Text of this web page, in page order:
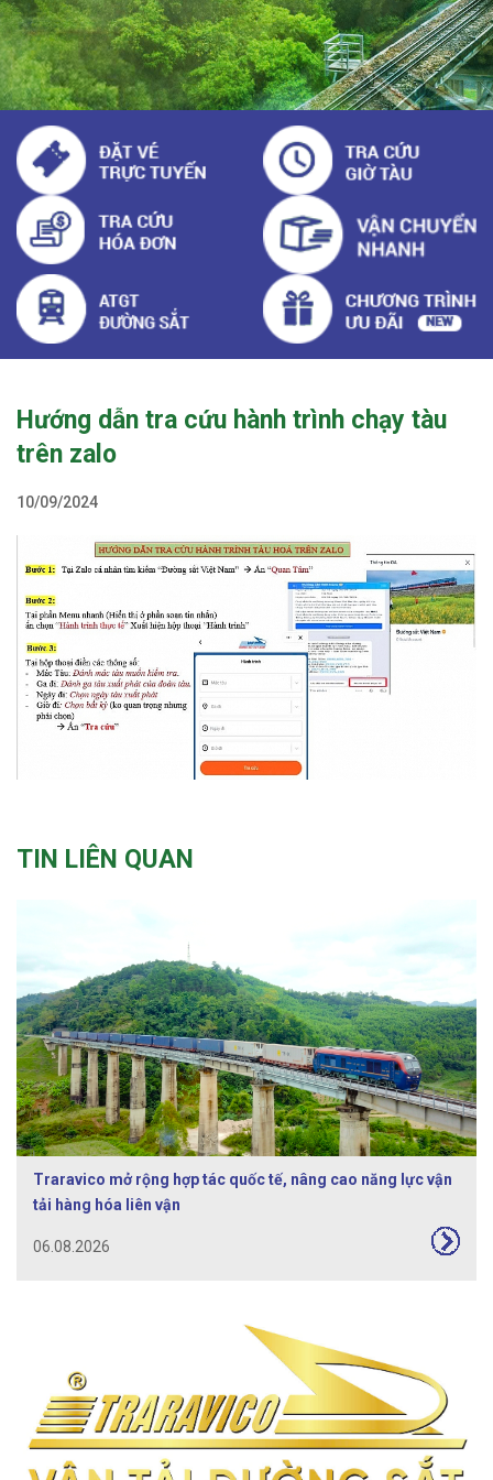
Hướng dẫn tra cứu hành trình chạy tàu
trên zalo
10/09/2024
TIN LIÊN QUAN
Traravico mở rộng hợp tác quốc tế, nâng cao năng lực vận
tải hàng hóa liên vận
06.08.2026